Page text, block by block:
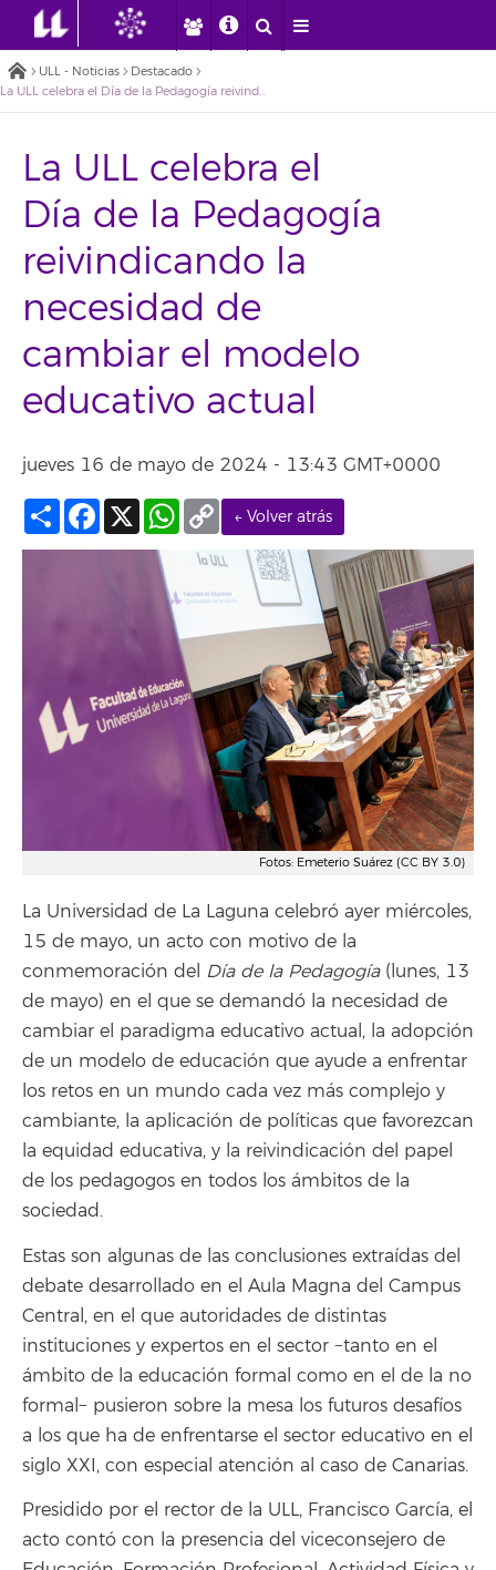
ULL - Noticias
Destacado
La ULL celebra el Día de la Pedagogía reivindicando la necesidad de cambiar el modelo educativo actual
La ULL celebra el
Día de la Pedagogía
reivindicando la
necesidad de
cambiar el modelo
educativo actual
jueves 16 de mayo de 2024 - 13:43 GMT+0000
← Volver atrás
Compartir
Facebook
X WhatsApp
Copy
Link
Fotos: Emeterio Suárez (CC BY 3.0)
La Universidad de La Laguna celebró ayer miércoles,
15 de mayo, un acto con motivo de la
conmemoración del Día de la Pedagogía(lunes, 13
de mayo) en el que se demandó la necesidad de
cambiar el paradigma educativo actual, la adopción
de un modelo de educación que ayude a enfrentar
los retos en un mundo cada vez más complejo y
cambiante, la aplicación de políticas que favorezcan
la equidad educativa, y la reivindicación del papel
de los pedagogos en todos los ámbitos de la
sociedad.
Estas son algunas de las conclusiones extraídas del
debate desarrollado en el Aula Magna del Campus
Central, en el que autoridades de distintas
instituciones y expertos en el sector −tanto en el
ámbito de la educación formal como en el de la no
formal− pusieron sobre la mesa los futuros desafíos
a los que ha de enfrentarse el sector educativo en el
siglo XXI, con especial atención al caso de Canarias.
Presidido por el rector de la ULL, Francisco García, el
acto contó con la presencia del viceconsejero de